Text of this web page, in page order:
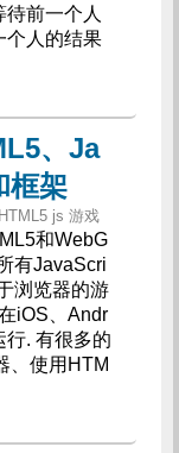
前一个人
个人的结果
、Ja
框架
js 游戏
和WebG
有JavaScri
浏览器的游
iOS、Andr
. 有很多的
、使用HTM